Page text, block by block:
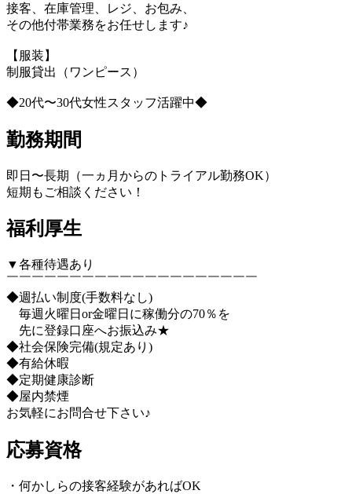
接客、在庫管理、レジ、お包み、
その他付帯業務をお任せします♪
【服装】
制服貸出（ワンピース）
◆20代〜30代女性スタッフ活躍中◆
勤務期間
即日〜長期（一ヵ月からのトライアル勤務OK）
短期もご相談ください！
福利厚生
▼各種待遇あり
￣￣￣￣￣￣￣￣￣￣￣￣￣￣￣￣￣￣￣￣
◆週払い制度(手数料なし)
毎週火曜日or金曜日に稼働分の70％を
先に登録口座へお振込み★
◆社会保険完備(規定あり)
◆有給休暇
◆定期健康診断
◆屋内禁煙
お気軽にお問合せ下さい♪
応募資格
・何かしらの接客経験があればOK